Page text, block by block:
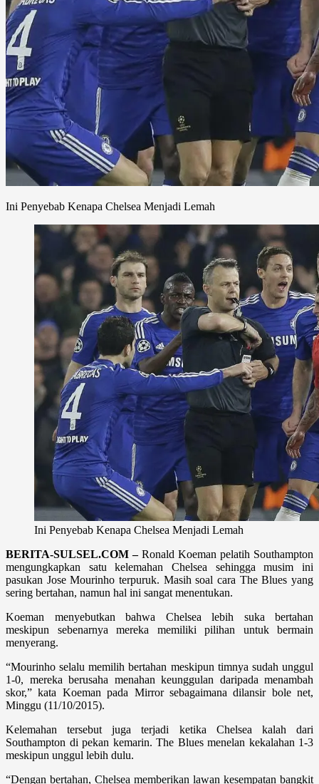
Ini Penyebab Kenapa Chelsea Menjadi Lemah
Ini Penyebab Kenapa Chelsea Menjadi Lemah
BERITA-SULSEL.COM – Ronald Koeman pelatih Southampton
mengungkapkan satu kelemahan Chelsea sehingga musim ini
pasukan Jose Mourinho terpuruk. Masih soal cara The Blues yang
sering bertahan, namun hal ini sangat menentukan.
Koeman menyebutkan bahwa Chelsea lebih suka bertahan
meskipun sebenarnya mereka memiliki pilihan untuk bermain
menyerang.
“Mourinho selalu memilih bertahan meskipun timnya sudah unggul
1-0, mereka berusaha menahan keunggulan daripada menambah
skor,” kata Koeman pada Mirror sebagaimana dilansir bole net,
Minggu (11/10/2015).
Kelemahan tersebut juga terjadi ketika Chelsea kalah dari
Southampton di pekan kemarin. The Blues menelan kekalahan 1-3
meskipun unggul lebih dulu.
“Dengan bertahan, Chelsea memberikan lawan kesempatan bangkit